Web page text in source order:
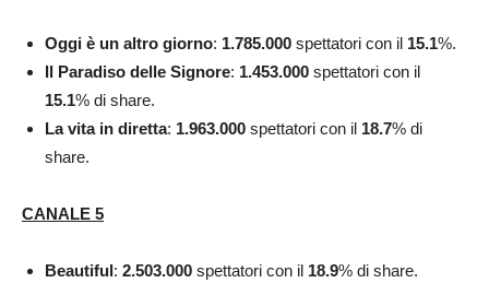
Oggi è un altro giorno: 1.785.000 spettatori con il 15.1%.
Il Paradiso delle Signore: 1.453.000 spettatori con il
15.1% di share.
La vita in diretta: 1.963.000 spettatori con il 18.7% di
share.
CANALE 5
Beautiful: 2.503.000 spettatori con il 18.9% di share.